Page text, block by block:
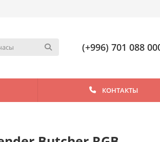
(+996) 701 088
КОНТАКТЫ